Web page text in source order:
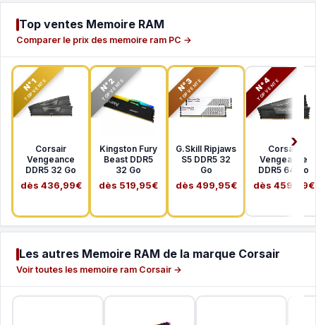
Top ventes Memoire RAM
Comparer le prix des memoire ram PC →
N°1
TOP VENTE
Corsair
Vengeance
DDR5 32 Go
dès 436,99€
N°2
TOP VENTE
Kingston Fury
Beast DDR5
32 Go
dès 519,95€
N°3
TOP VENTE
G.Skill Ripjaws
S5 DDR5 32
Go
dès 499,95€
N°4
TOP VENTE
Corsair
Vengeance
DDR5 64 Go
dès 459,99€
Les autres Memoire RAM de la marque Corsair
Voir toutes les memoire ram Corsair →